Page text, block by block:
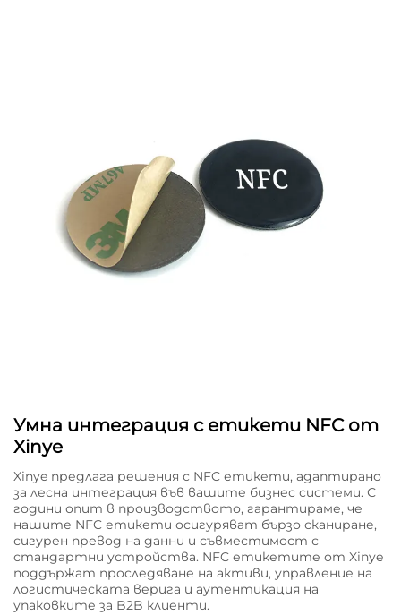
Умна интеграция с етикети NFC от
Xinye
Xinye предлага решения с NFC етикети, адаптирано
за лесна интеграция във вашите бизнес системи. С
години опит в производството, гарантираме, че
нашите NFC етикети осигуряват бързо сканиране,
сигурен превод на данни и съвместимост с
стандартни устройства. NFC етикетите от Xinye
поддържат проследяване на активи, управление на
логистическата верига и аутентикация на
упаковките за B2B клиенти.